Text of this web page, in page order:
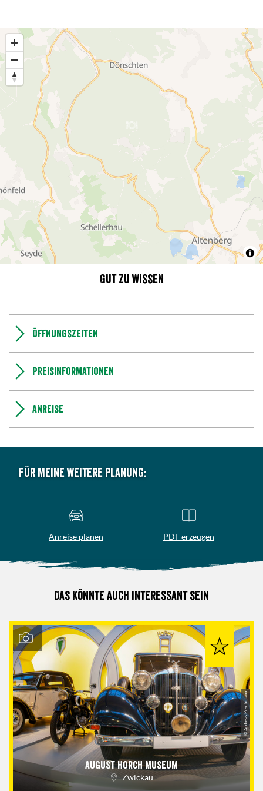
Gut zu wissen
Öffnungszeiten
Preisinformationen
Anreise
Für meine weitere Planung:
Anreise planen PDF erzeugen
Das könnte auch interessant sein
August Horch Museum
Zwickau
© Andreas Puschmann